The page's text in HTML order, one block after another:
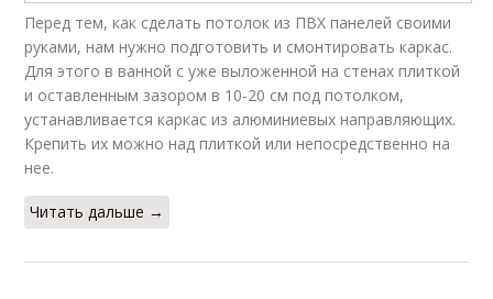
Перед тем, как сделать потолок из ПВХ панелей своими
руками, нам нужно подготовить и смонтировать каркас.
Для этого в ванной с уже выложенной на стенах плиткой
и оставленным зазором в 10-20 см под потолком,
устанавливается каркас из алюминиевых направляющих.
Крепить их можно над плиткой или непосредственно на
нее.
Читать дальше →